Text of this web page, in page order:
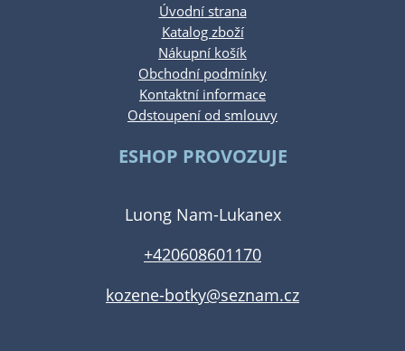
Úvodní strana
Katalog zboží
Nákupní košík
Obchodní podmínky
Kontaktní informace
Odstoupení od smlouvy
ESHOP PROVOZUJE
Luong Nam-Lukanex
+420608601170
kozene-botky@seznam.cz